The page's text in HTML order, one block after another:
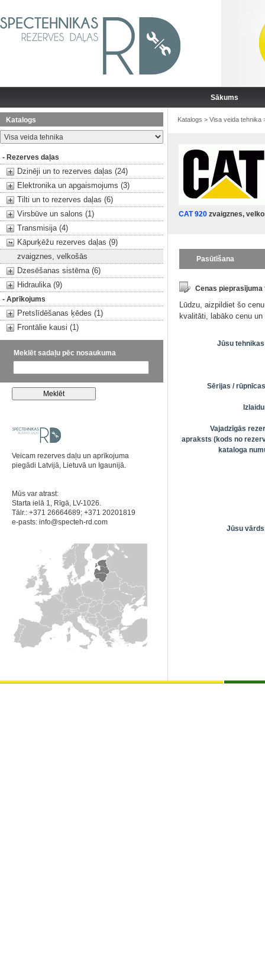
Sākums
Katalogs
- Rezerves daļas
Dzinēji un to rezerves daļas (24)
Elektronika un apgaismojums (3)
Tilti un to rezerves daļas (6)
Virsbūve un salons (1)
Transmisija (4)
Kāpurķēžu rezerves daļas (9)
zvaigznes, velkošās
Dzesēšanas sistēma (6)
Hidraulika (9)
- Aprīkojums
Pretslīdēšanas ķēdes (1)
Frontālie kausi (1)
Meklēt sadaļu pēc nosaukuma
Veicam rezerves daļu un aprīkojuma
piegādi Latvijā, Lietuvā un Igaunijā.
Mūs var atrast:
Starta ielā 1, Rīgā, LV-1026.
Tālr.: +371 26664689; +371 20201819
e-pasts: info@specteh-rd.com
Katalogs > Visa veida tehnika
CAT 920 zvaigznes,
Pasūtīšana
Cenas pieprasījuma
Lūdzu, aizpildiet šo
kvalitāti, labāko cenu
Jūsu
Sērijas /
Vajadzīgās
apraksts (kods no
kataloga
Jūsu